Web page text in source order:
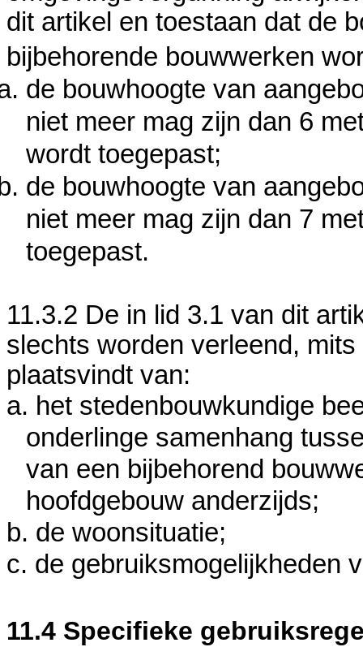
dit artikel en toestaan dat de
bijbehorende bouwwerken
de bouwhoogte van
niet meer mag zijn dan 6
wordt toegepast;
de bouwhoogte van
niet meer mag zijn dan 7
toegepast.
11.3.2 De in lid 3.1 van dit
slechts worden verleend,
plaatsvindt van:
a. het stedenbouwkundige
onderlinge samenhang
van een bijbehorend
hoofdgebouw anderzijds;
b. de woonsituatie;
c. de gebruiksmogelijkheden
11.4 Specifieke